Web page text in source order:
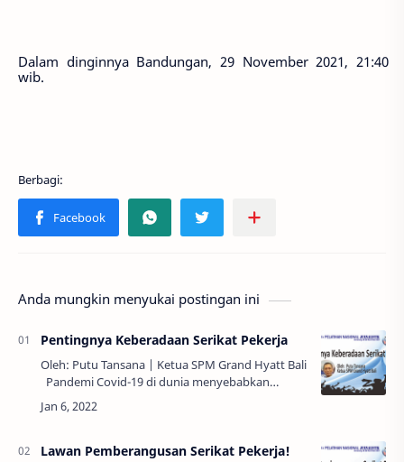
Dalam dinginnya Bandungan, 29 November 2021, 21:40
wib.
Anda mungkin menyukai postingan ini
Pentingnya Keberadaan Serikat Pekerja
Oleh: Putu Tansana | Ketua SPM Grand Hyatt Bali
adanya krisis ekonomi global. Kejadian ini tentu
berimplikasi langsung terhadap perek…
Lawan Pemberangusan Serikat Pekerja!